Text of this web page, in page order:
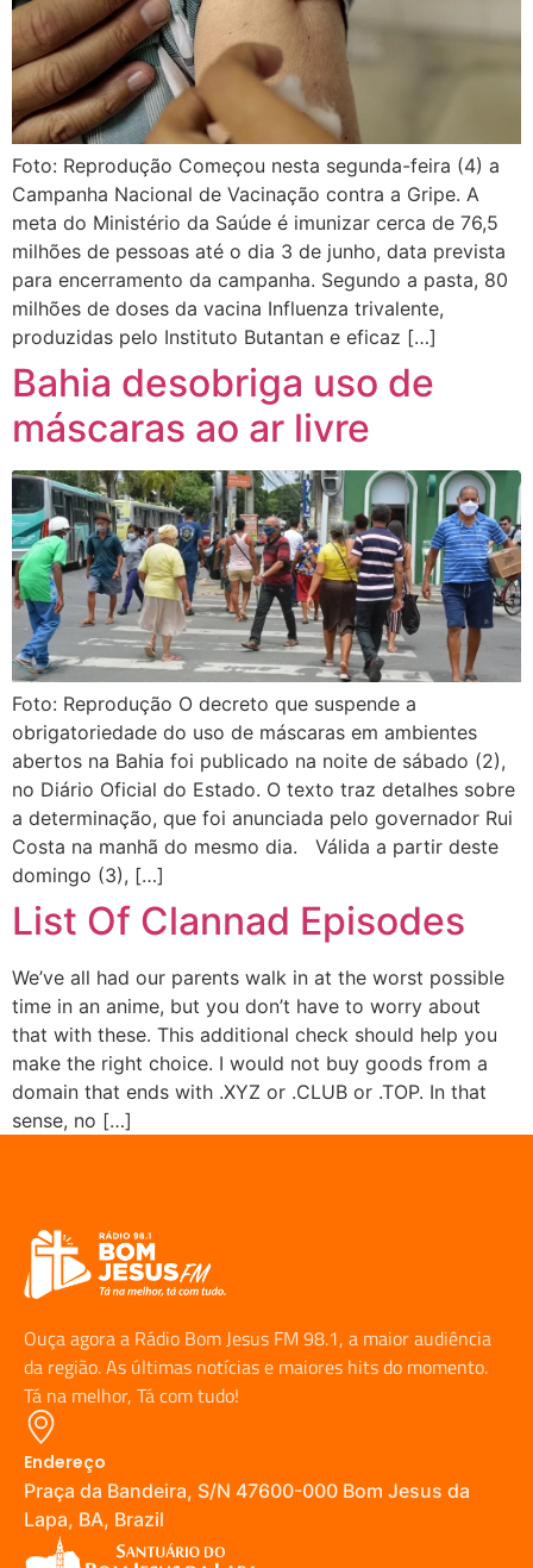
Foto: Reprodução Começou nesta segunda-feira (4) a
Campanha Nacional de Vacinação contra a Gripe. A
meta do Ministério da Saúde é imunizar cerca de 76,5
milhões de pessoas até o dia 3 de junho, data prevista
para encerramento da campanha. Segundo a pasta, 80
milhões de doses da vacina Influenza trivalente,
produzidas pelo Instituto Butantan e eficaz […]
Bahia desobriga uso de
máscaras ao ar livre
Foto: Reprodução O decreto que suspende a
obrigatoriedade do uso de máscaras em ambientes
abertos na Bahia foi publicado na noite de sábado (2),
no Diário Oficial do Estado. O texto traz detalhes sobre
a determinação, que foi anunciada pelo governador Rui
Costa na manhã do mesmo dia. Válida a partir deste
domingo (3), […]
List Of Clannad Episodes
We’ve all had our parents walk in at the worst possible
time in an anime, but you don’t have to worry about
that with these. This additional check should help you
make the right choice. I would not buy goods from a
domain that ends with .XYZ or .CLUB or .TOP. In that
sense, no […]
Ouça agora a Rádio Bom Jesus FM 98.1, a maior audiência
da região. As últimas notícias e maiores hits do momento.
Tá na melhor, Tá com tudo!
Endereço
Praça da Bandeira, S/N 47600-000 Bom Jesus da
Lapa, BA, Brazil